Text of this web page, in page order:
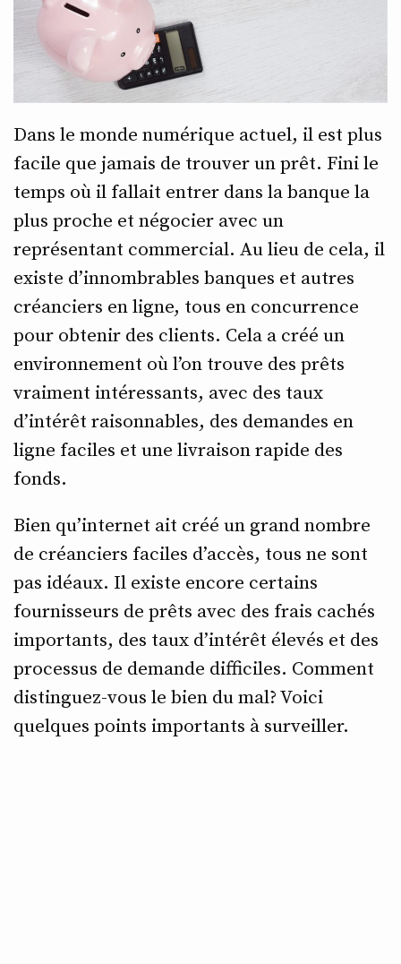
Dans le monde numérique actuel, il est plus
facile que jamais de trouver un prêt. Fini le
temps où il fallait entrer dans la banque la
plus proche et négocier avec un
représentant commercial. Au lieu de cela, il
existe d’innombrables banques et autres
créanciers en ligne, tous en concurrence
pour obtenir des clients. Cela a créé un
environnement où l’on trouve des prêts
vraiment intéressants, avec des taux
d’intérêt raisonnables, des demandes en
ligne faciles et une livraison rapide des
fonds.
Bien qu’internet ait créé un grand nombre
de créanciers faciles d’accès, tous ne sont
pas idéaux. Il existe encore certains
fournisseurs de prêts avec des frais cachés
importants, des taux d’intérêt élevés et des
processus de demande difficiles. Comment
distinguez-vous le bien du mal? Voici
quelques points importants à surveiller.